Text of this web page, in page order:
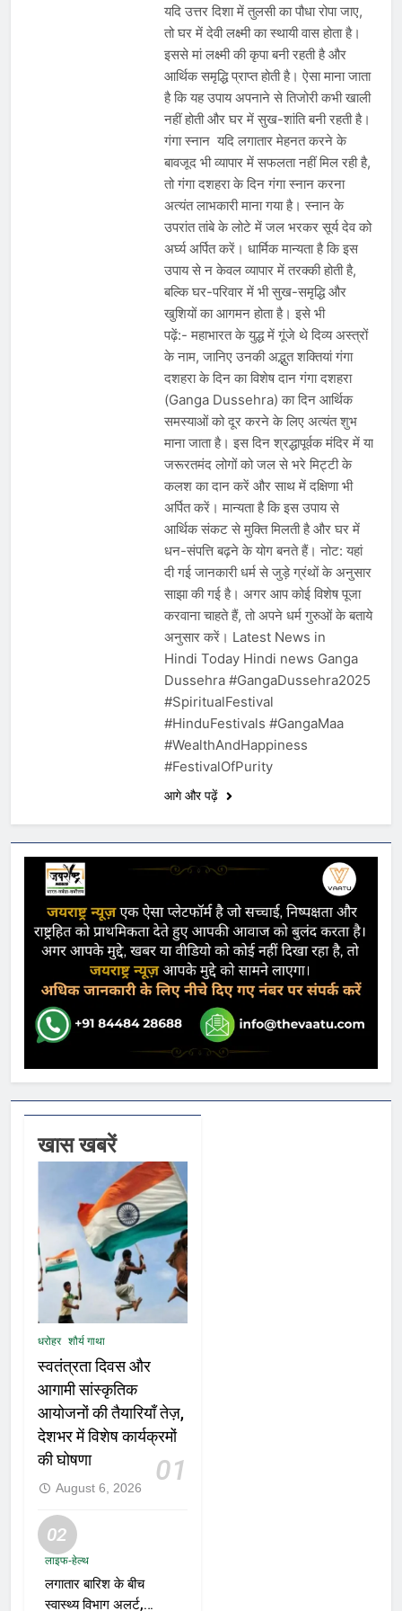
यदि उत्तर दिशा में तुलसी का पौधा रोपा जाए,
तो घर में देवी लक्ष्मी का स्थायी वास होता है।
इससे मां लक्ष्मी की कृपा बनी रहती है और
आर्थिक समृद्धि प्राप्त होती है। ऐसा माना जाता
है कि यह उपाय अपनाने से तिजोरी कभी खाली
नहीं होती और घर में सुख-शांति बनी रहती है।
गंगा स्नान यदि लगातार मेहनत करने के
बावजूद भी व्यापार में सफलता नहीं मिल रही है,
तो गंगा दशहरा के दिन गंगा स्नान करना
अत्यंत लाभकारी माना गया है। स्नान के
उपरांत तांबे के लोटे में जल भरकर सूर्य देव को
अर्घ्य अर्पित करें। धार्मिक मान्यता है कि इस
उपाय से न केवल व्यापार में तरक्की होती है,
बल्कि घर-परिवार में भी सुख-समृद्धि और
खुशियों का आगमन होता है। इसे भी
पढ़ें:- महाभारत के युद्ध में गूंजे थे दिव्य अस्त्रों
के नाम, जानिए उनकी अद्भुत शक्तियां गंगा
दशहरा के दिन का विशेष दान गंगा दशहरा
(Ganga Dussehra) का दिन आर्थिक
समस्याओं को दूर करने के लिए अत्यंत शुभ
माना जाता है। इस दिन श्रद्धापूर्वक मंदिर में या
जरूरतमंद लोगों को जल से भरे मिट्टी के
कलश का दान करें और साथ में दक्षिणा भी
अर्पित करें। मान्यता है कि इस उपाय से
आर्थिक संकट से मुक्ति मिलती है और घर में
धन-संपत्ति बढ़ने के योग बनते हैं। नोट: यहां
दी गई जानकारी धर्म से जुड़े ग्रंथों के अनुसार
साझा की गई है। अगर आप कोई विशेष पूजा
करवाना चाहते हैं, तो अपने धर्म गुरुओं के बताये
अनुसार करें। Latest News in
Hindi Today Hindi news Ganga
Dussehra #GangaDussehra2025
#SpiritualFestival
#HinduFestivals #GangaMaa
#WealthAndHappiness
#FestivalOfPurity
आगे और पढ़ें
खास खबरें
धरोहर शौर्य गाथा
स्वतंत्रता दिवस और
आगामी सांस्कृतिक
आयोजनों की तैयारियाँ तेज़,
देशभर में विशेष कार्यक्रमों
की घोषणा
01
August 6, 2026
02
लाइफ-हेल्थ
लगातार बारिश के बीच
स्वास्थ्य विभाग अलर्ट,